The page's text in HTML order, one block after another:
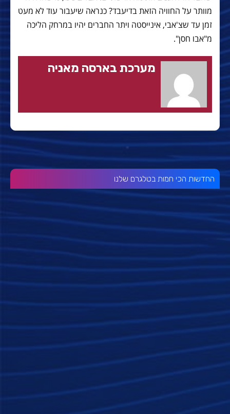
מוותר על החוויה הזאת בדיעבד? כנראה שיעבור עוד לא מעט
זמן עד שצ'אבי, אינייסטה ויתר החברים יהיו במרחק הליכה
מ"אבו חסן".
מערכת בארסה מאניה
החדשות הכי חמות בטלגרם שלנו